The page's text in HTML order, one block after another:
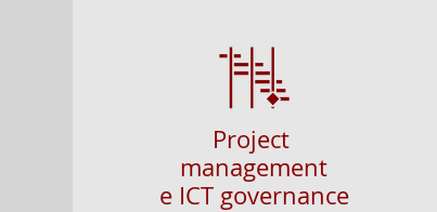
Project
management
e ICT governance